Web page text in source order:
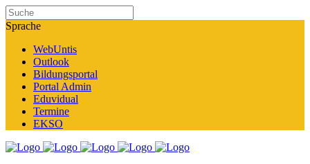
Sprache
WebUntis
Outlook
Bildungsportal
Portal Admin
Eduvidual
Termine
EKSO